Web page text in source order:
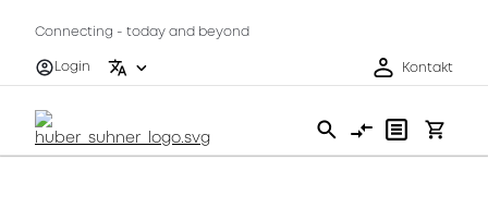
Connecting - today and beyond
Login
Kontakt